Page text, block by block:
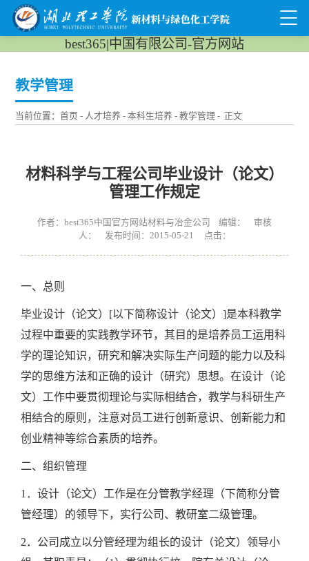
best365|中国有限公司-官方网站
教学管理
当前位置：首页 - 人才培养 -本科生培养 -教学管理 - 正文
材料科学与工程公司毕业设计（论文）
管理工作规定
作者：best365中国官方网站材料与冶金公司 编辑： 审核
人： 发布时间：2015-05-21 点击：
一、总则
毕业设计（论文）[以下简称设计（论文）]是本科教学
过程中重要的实践教学环节，其目的是培养员工运用科
学的理论知识，研究和解决实际生产问题的能力以及科
学的思维方法和正确的设计（研究）思想。在设计（论
文）工作中要贯彻理论与实际相结合，教学与科研生产
相结合的原则，注意对员工进行创新意识、创新能力和
创业精神等综合素质的培养。
二、组织管理
1．设计（论文）工作是在分管教学经理（下简称分管
管经理）的领导下，实行公司、教研室二级管理。
2．公司成立以分管经理为组长的设计（论文）领导小